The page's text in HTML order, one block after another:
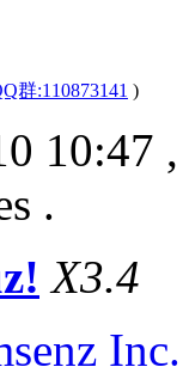
群:110873141 )
10:47
.
X3.4
Inc.